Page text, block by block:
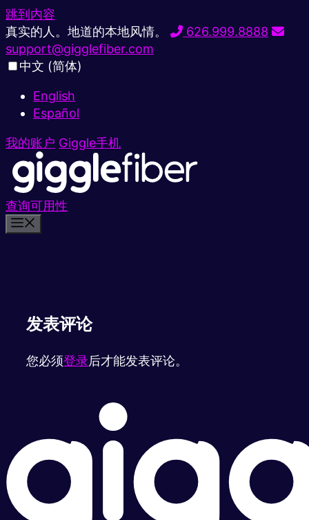
跳到内容
真实的人。地道的本地风情。
626.999.8888
support@gigglefiber.com
中文 (简体)
English
Español
我的账户 Giggle手机
查询可用性
发表评论
您必须登录后才能发表评论。